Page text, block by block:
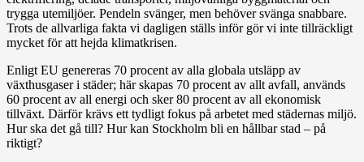
trygga utemiljöer. Pendeln svänger, men behöver svänga snabbare.
Trots de allvarliga fakta vi dagligen ställs inför gör vi inte tillräckligt
mycket för att hejda klimatkrisen.
Enligt EU genereras 70 procent av alla globala utsläpp av
växthusgaser i städer; här skapas 70 procent av allt avfall, används
60 procent av all energi och sker 80 procent av all ekonomisk
tillväxt. Därför krävs ett tydligt fokus på arbetet med städernas miljö.
Hur ska det gå till? Hur kan Stockholm bli en hållbar stad – på
riktigt?